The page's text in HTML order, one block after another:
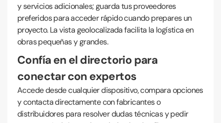
y servicios adicionales; guarda tus proveedores
preferidos para acceder rápido cuando prepares un
proyecto. La vista geolocalizada facilita la logística en
obras pequeñas y grandes.
Confía en el directorio para
conectar con expertos
Accede desde cualquier dispositivo, compara opciones
y contacta directamente con fabricantes o
distribuidores para resolver dudas técnicas y pedir